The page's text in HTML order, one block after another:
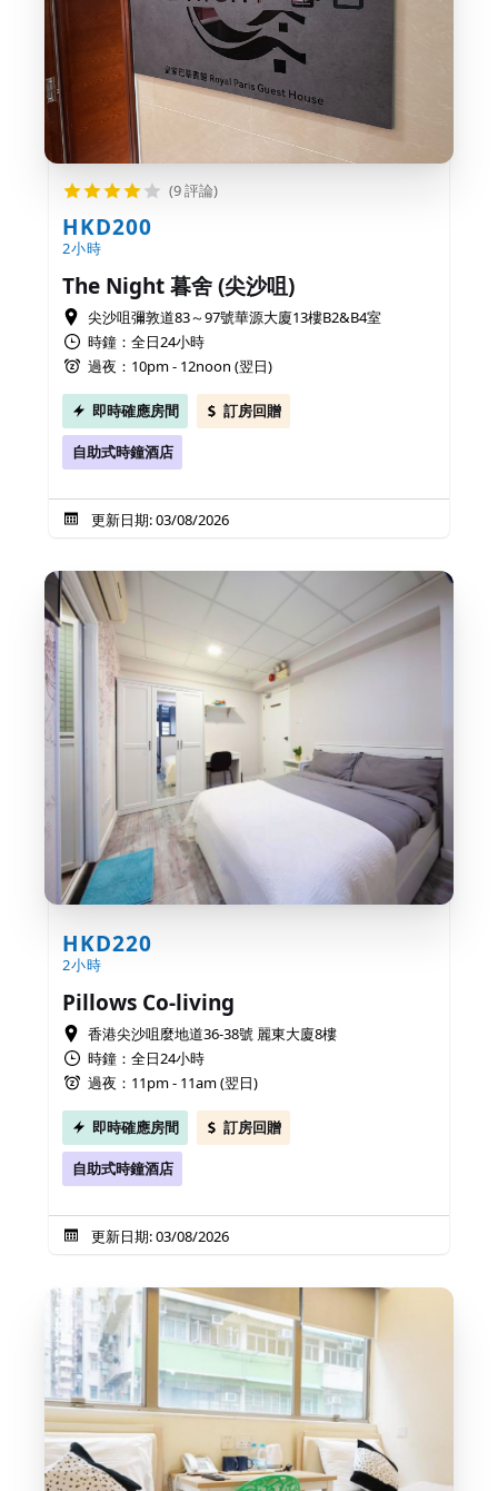
(9 評論)
HKD200
2小時
The Night 暮舍 (尖沙咀)
尖沙咀彌敦道83～97號華源大廈13樓B2&B4室
時鐘：全日24小時
過夜：10pm - 12noon (翌日)
即時確應房間 訂房回贈
自助式時鐘酒店
更新日期: 03/08/2026
HKD220
2小時
Pillows Co-living
香港尖沙咀麼地道36-38號 麗東大廈8樓
時鐘：全日24小時
過夜：11pm - 11am (翌日)
即時確應房間 訂房回贈
自助式時鐘酒店
更新日期: 03/08/2026